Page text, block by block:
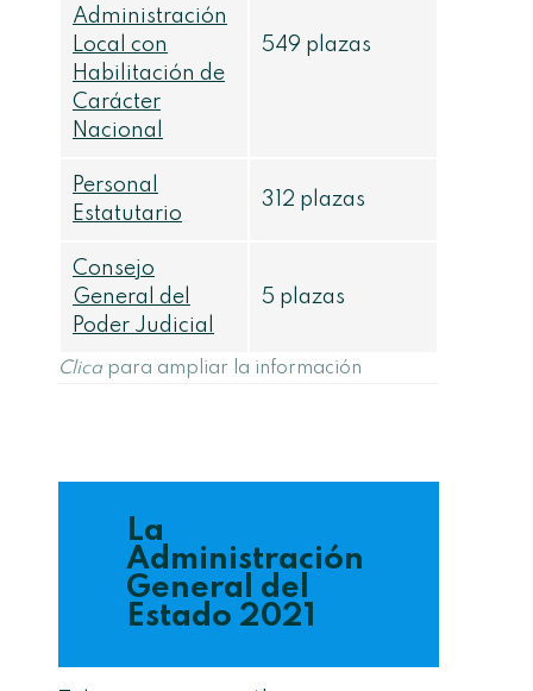
Administración
Local con
Habilitación de
Carácter
Nacional
549 plazas
Personal
Estatutario
312 plazas
Consejo
General del
Poder Judicial
5 plazas
Clica para ampliar la información
La
Administración
General del
Estado 2021